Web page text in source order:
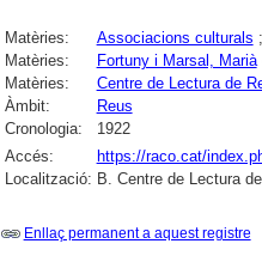
Matèries: Associacions culturals ;
Matèries:
Fortuny i Marsal, Marià
Matèries:
Centre de Lectura de
Àmbit:
Reus
Cronologia:
1922
Accés:
https://raco.cat/
Localització: B. Centre de Lectura
Enllaç permanent a aquest registre